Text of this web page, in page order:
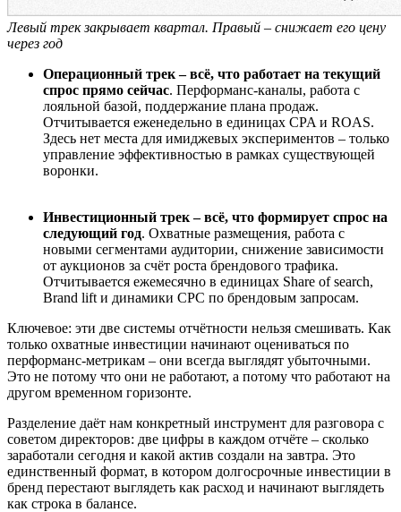
Левый трек закрывает квартал. Правый – снижает его цену
через год
Операционный трек – всё, что работает на текущий
спрос прямо сейчас. Перформанс-каналы, работа с
лояльной базой, поддержание плана продаж.
Отчитывается еженедельно в единицах CPA и ROAS.
Здесь нет места для имиджевых экспериментов – только
управление эффективностью в рамках существующей
воронки.
Инвестиционный трек – всё, что формирует спрос на
следующий год. Охватные размещения, работа с
новыми сегментами аудитории, снижение зависимости
от аукционов за счёт роста брендового трафика.
Отчитывается ежемесячно в единицах Share of search,
Brand lift и динамики CPC по брендовым запросам.
Ключевое: эти две системы отчётности нельзя смешивать. Как
только охватные инвестиции начинают оцениваться по
перформанс-метрикам – они всегда выглядят убыточными.
Это не потому что они не работают, а потому что работают на
другом временном горизонте.
Разделение даёт нам конкретный инструмент для разговора с
советом директоров: две цифры в каждом отчёте – сколько
заработали сегодня и какой актив создали на завтра. Это
единственный формат, в котором долгосрочные инвестиции в
бренд перестают выглядеть как расход и начинают выглядеть
как строка в балансе.